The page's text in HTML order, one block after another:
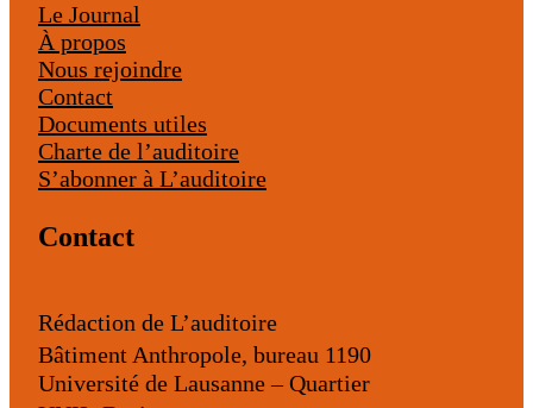
Le Journal
À propos
Nous rejoindre
Contact
Documents utiles
Charte de l’auditoire
S’abonner à L’auditoire
Contact
Rédaction de L’auditoire
Bâtiment Anthropole, bureau 1190
Université de Lausanne – Quartier